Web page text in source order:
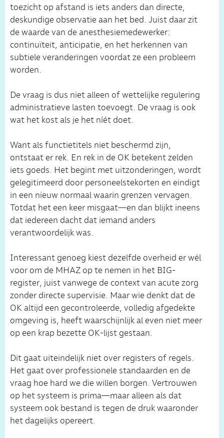
toezicht op afstand is iets anders dan directe,
deskundige observatie aan het bed. Juist daar zit
de waarde van de anesthesiemedewerker:
continuïteit, anticipatie, en het herkennen van
subtiele veranderingen voordat ze een probleem
worden.
De vraag is dus niet alleen of wettelijke regulering
administratieve lasten toevoegt. De vraag is ook
wat het kost als je het níét doet.
Want als functietitels niet beschermd zijn,
ontstaat er rek. En rek in de OK betekent zelden
iets goeds. Het begint met uitzonderingen, wordt
gelegitimeerd door personeelstekorten en eindigt
in een nieuw normaal waarin grenzen vervagen.
Totdat het een keer misgaat—en dan blijkt ineens
dat iedereen dacht dat iemand anders
verantwoordelijk was.
Interessant genoeg kiest dezelfde overheid er wél
voor om de MHAZ op te nemen in het BIG-
register, juist vanwege de context van acute zorg
zonder directe supervisie. Maar wie denkt dat de
OK altijd een gecontroleerde, volledig afgedekte
omgeving is, heeft waarschijnlijk al even niet meer
op een krap bezette OK-lijst gestaan.
Dit gaat uiteindelijk niet over registers of regels.
Het gaat over professionele standaarden en de
vraag hoe hard we die willen borgen. Vertrouwen
op het systeem is prima—maar alleen als dat
systeem ook bestand is tegen de druk waaronder
het dagelijks opereert.